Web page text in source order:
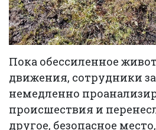
Пока обессиленное
движения, сотрудники
немедленно
происшествия и
другое, безопасное